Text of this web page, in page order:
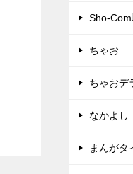
Sho-Com
ちゃお
ちゃおデ
なかよし
まんがタ